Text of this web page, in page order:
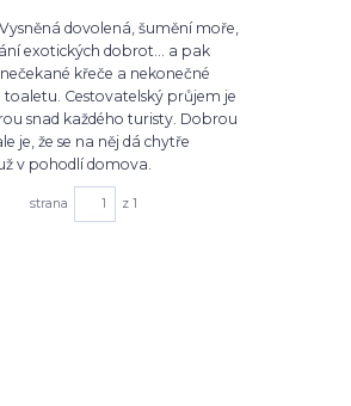
dovolená, šumění moře,
exotických dobrot... a pak
křeče a nekonečné
Cestovatelský průjem je
snad každého turisty. Dobrou
je, že se na něj dá chytře
v pohodlí domova.
strana z 1